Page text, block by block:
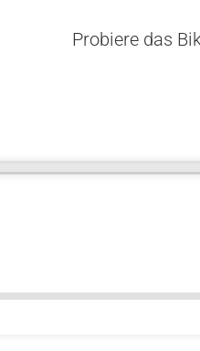
Probiere das